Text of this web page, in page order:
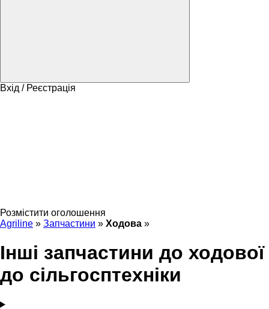
Вхід / Реєстрація
Розмістити оголошення
Agriline » Запчастини » Ходова »
Інші запчастини до ходової
до сільгосптехніки